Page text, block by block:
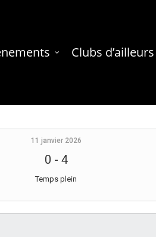
Clubs d’ailleurs
11 janvier 2026
0 - 4
Temps plein